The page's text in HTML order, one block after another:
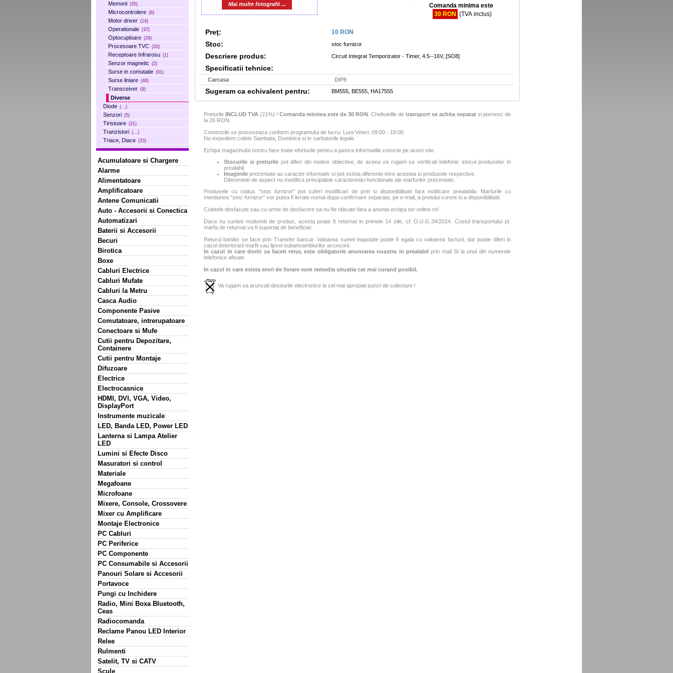
Memorii (35)
Microcontrolere (6)
Motor driver (14)
Operationale (37)
Optocuploare (29)
Procesoare TVC (20)
Receptoare Infrarosu (1)
Senzor magnetic (2)
Surse in comutatie (91)
Surse liniare (46)
Transceiver (9)
Diverse
Diode (...)
Senzori (5)
Tiristoare (21)
Tranzistori (...)
Triace, Diace (23)
Acumulatoare si Chargere
Alarme
Alimentatoare
Amplificatoare
Antene Comunicatii
Auto - Accesorii si Conectica
Automatizari
Baterii si Accesorii
Becuri
Birotica
Boxe
Cabluri Electrice
Cabluri Mufate
Cabluri la Metru
Casca Audio
Componente Pasive
Comutatoare, intrerupatoare
Conectoare si Mufe
Cutii pentru Depozitare,
Containere
Cutii pentru Montaje
Difuzoare
Electrice
Electrocasnice
HDMI, DVI, VGA, Video,
DisplayPort
Instrumente muzicale
LED, Banda LED, Power LED
Lanterna si Lampa Atelier
LED
Lumini si Efecte Disco
Masuratori si control
Materiale
Megafoane
Microfoane
Mixere, Console, Crossovere
Mixer cu Amplificare
Montaje Electronice
PC Cabluri
PC Periferice
PC Componente
PC Consumabile si Accesorii
Panouri Solare si Accesorii
Portavoce
Pungi cu Inchidere
Radio, Mini Boxa Bluetooth,
Ceas
Radiocomanda
Reclame Panou LED Interior
Relee
Rulmenti
Satelit, TV si CATV
Scule
Mai multe fotografii ...
Comanda minima este
30 RON (TVA inclus)
Preţ: 10 RON
Stoc: stoc furnizor
Descriere produs: Circuit Integrat Temporizator - Timer, 4.5--16V, [SO8]
Specificatii tehnice:
Carcasa DIP8
Sugeram ca echivalent pentru: BM555, BE555, HA17555
Preturile INCLUD TVA (21%) ! Comanda minima este de 30 RON . Cheltuielile de transport se achita separat si pornesc de
la 26 RON.
Comenzile se proceseaza conform programului de lucru: Luni-Vineri: 09:00 - 18:00
Nu expediem colete Sambata, Duminica si in sarbatorile legale.
Echipa magazinului nostru face toate eforturile pentru a pastra informatiile corecte pe acest site.
Stocurile si preturile pot diferi din motive obiective, de aceea va rugam sa verificati telefonic stocul produselor in
prealabil.
Imaginile prezentate au caracter informativ si pot exista diferente intre acestea si produsele respective.
Diferentele de aspect nu modifica principalele caracteristici functionale ale marfurilor prezentate.
Produsele cu status "stoc furnizor" pot suferi modificari de pret si disponibilitate fara notificare prealabila. Marfurile cu
mentiunea "stoc furnizor" vor putea fi livrate numai dupa confirmare separata, pe e-mail, a pretului curent si a disponibilitatii.
Coletele desfacute sau cu urme de desfacere sa nu fie ridicate fara a anunta echipa tor-online.ro!
Daca nu sunteti multumiti de produs, acesta poate fi returnat in primele 14 zile, cf. O.U.G.34/2014. Costul transportului pt.
marfa de returnat va fi suportat de beneficiar.
Returul banilor se face prin Transfer bancar. Valoarea sumei inapoiate poate fi egala cu valoarea facturii, dar poate diferi in
cazul deteriorarii marfii sau lipsei subansamblurilor accesorii.
In cazul in care doriti sa faceti retur, este obligatorie anuntarea noastra in prealabil prin mail SI la unul din numerele
telefonice afisate.
In cazul in care exista erori de livrare vom remedia situatia cat mai curand posibil.
Va rugam sa aruncati deseurile electronice la cel mai apropiat punct de colectare !